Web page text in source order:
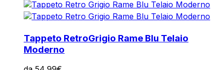
Tappeto RetroGrigio Rame Blu Telaio
Moderno